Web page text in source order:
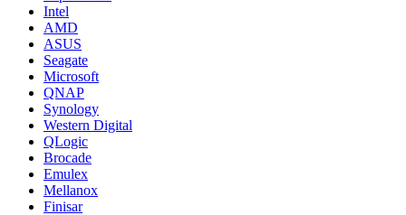
Intel
AMD
ASUS
Seagate
Microsoft
QNAP
Synology
Western Digital
QLogic
Brocade
Emulex
Mellanox
Finisar